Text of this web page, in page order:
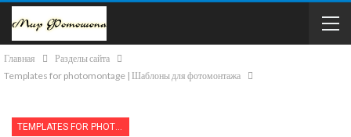
Главная
Разделы сайта
Templates for photomontage | Шаблоны для фотомонтажа